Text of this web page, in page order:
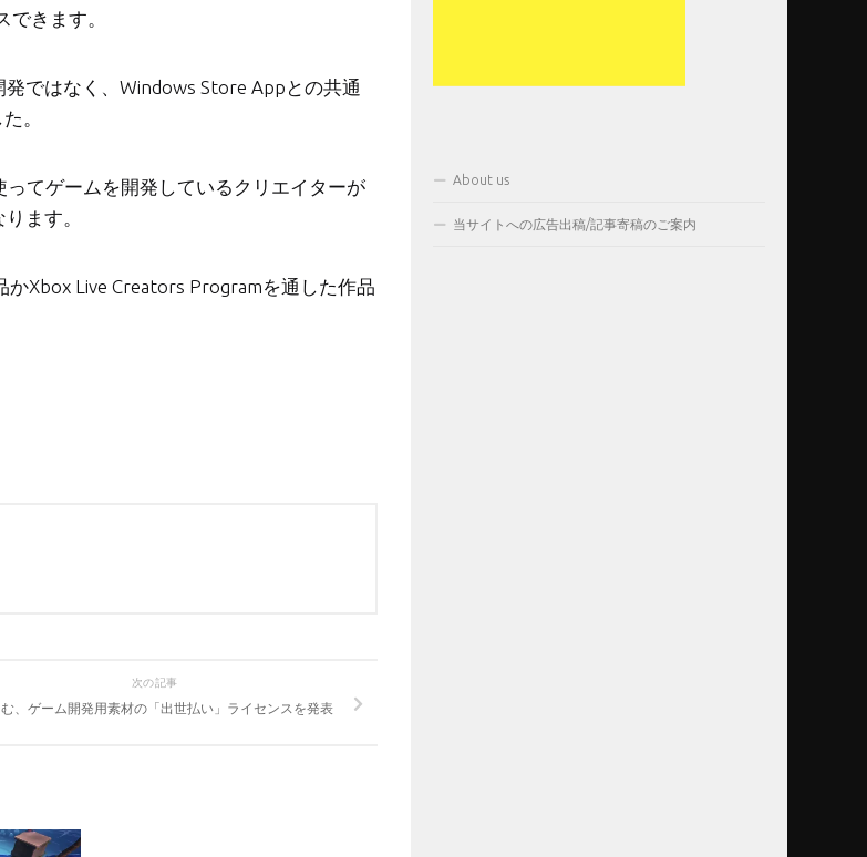
きます。
ではなく、Windows Store Appとの共通
。
てゲームを開発しているクリエイターが
ます。
Xbox Live Creators Programを通した作品
次の記事
、ゲーム開発用素材の「出世払い」ライセンスを発表
About us
当サイトへの広告出稿/記事寄稿のご案内